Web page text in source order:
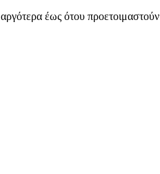
έως ότου προετοιμαστούν